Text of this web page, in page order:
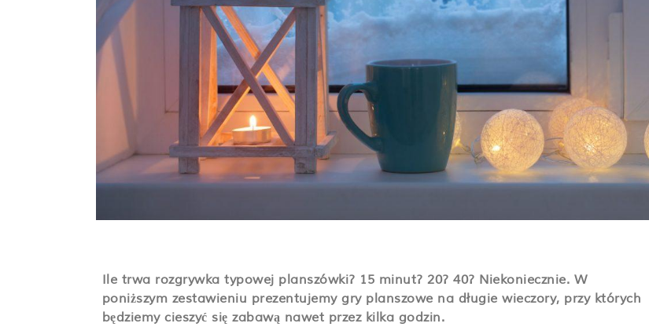
Ile trwa rozgrywka typowej planszówki? 15 minut? 20? 40? Niekoniecznie. W
poniższym zestawieniu prezentujemy gry planszowe na długie wieczory, przy których
będziemy cieszyć się zabawą nawet przez kilka godzin.